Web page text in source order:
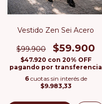
Vestido Zen Sei Acero
$99.900 $59.900
$47.920 con 20% OFF
pagando por transferencia
6 cuotas sin interés de
$9.983,33